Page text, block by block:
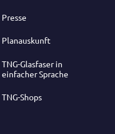
Presse
Planauskunft
TNG-Glasfaser in
einfacher Sprache
TNG-Shops